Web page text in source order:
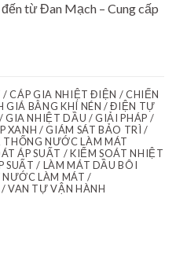
từ Đan Mạch – Cung cấp
CÁP GIA NHIỆT ĐIỆN / CHIẾN
GIÁ BẰNG KHÍ NÉN / ĐIỆN TỰ
NHIỆT DẦU / GIẢI PHÁP /
XANH / GIÁM SÁT BẢO TRÌ /
NƯỚC LÀM MÁT
ÁP SUẤT / KIỂM SOÁT NHIỆT
SUẤT / LÀM MÁT DẦU BÔI
LÀM MÁT /
VAN TỰ VẬN HÀNH